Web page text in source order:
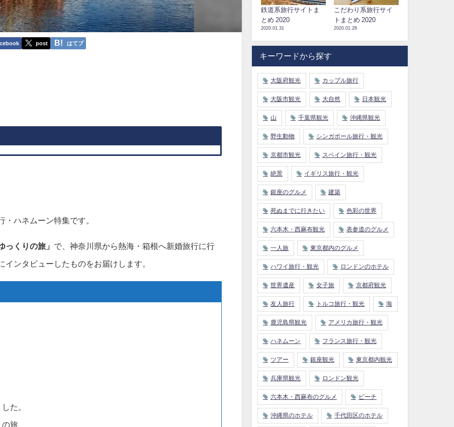
post はてブ
ハネムーン特集です。
っくりの旅」 で、神奈川県から熱海・箱根へ新婚旅行に行
ンタビューしたものをお届けします。
た。
の旅
鉄道系旅行サイトま
とめ 2020
2020.01.31
こだわり系旅行サイ
トまとめ 2020
2020.01.28
キーワードから探す
大阪府観光 カップル旅行
大阪市観光 大自然 日本観光
山 千葉県観光 沖縄県観光
野生動物 シンガポール旅行・観光
京都市観光 スペイン旅行・観光
絶景 イギリス旅行・観光
銀座のグルメ 建築
死ぬまでに行きたい 色彩の世界
六本木・西麻布観光 表参道のグルメ
一人旅 東京都内のグルメ
ハワイ旅行・観光 ロンドンのホテル
世界遺産 女子旅 京都府観光
友人旅行 トルコ旅行・観光 海
鹿児島県観光 アメリカ旅行・観光
ハネムーン フランス旅行・観光
ツアー 銀座観光 東京都内観光
兵庫県観光 ロンドン観光
六本木・西麻布のグルメ ビーチ
沖縄県のホテル 千代田区のホテル